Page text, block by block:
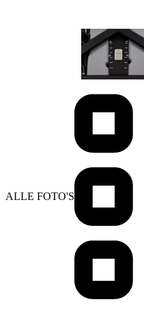
ALLE FOTO'S